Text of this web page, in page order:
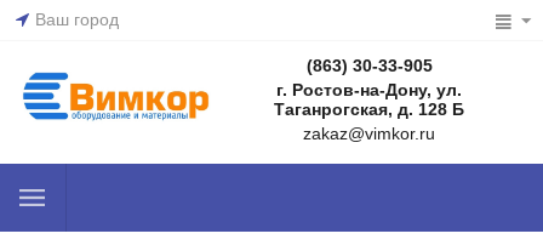
Ваш город
(863) 30-33-905
г. Ростов-на-Дону, ул.
Таганрогская, д. 128 Б
zakaz@vimkor.ru